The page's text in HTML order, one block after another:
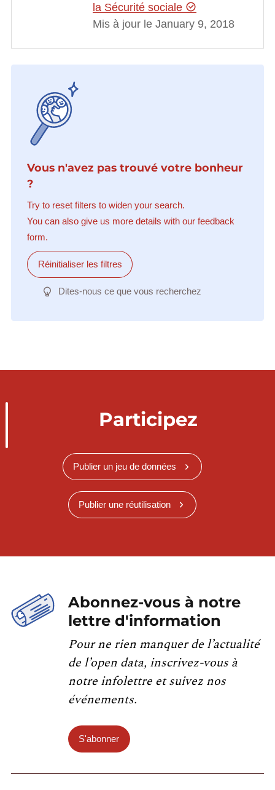
la Sécurité sociale
Mis à jour le January 9, 2018
Vous n'avez pas trouvé votre bonheur
?
Try to reset filters to widen your search.
You can also give us more details with our feedback
form.
Réinitialiser les filtres
Dites-nous ce que vous recherchez
Participez
Publier un jeu de données
Publier une réutilisation
Abonnez-vous à notre
lettre d'information
Pour ne rien manquer de l’actualité
de l’open data, inscrivez-vous à
notre infolettre et suivez nos
événements.
S'abonner